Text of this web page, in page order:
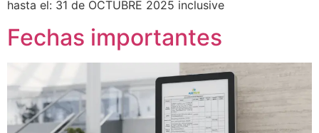
hasta el: 31 de OCTUBRE 2025 inclusive
Fechas importantes